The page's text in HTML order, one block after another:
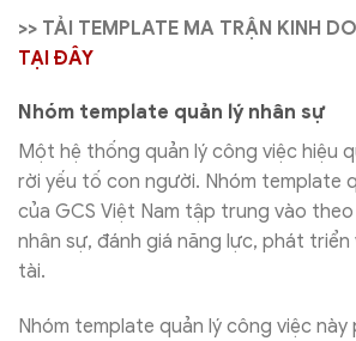
>> TẢI TEMPLATE MA TRẬN KINH
TẠI ĐÂY
Nhóm template quản lý nhân sự
Một hệ thống quản lý công việc hiệu
rời yếu tố con người. Nhóm template
của GCS Việt Nam tập trung vào
nhân sự, đánh giá năng lực, phát triển
tài.
Nhóm template quản lý công việc này